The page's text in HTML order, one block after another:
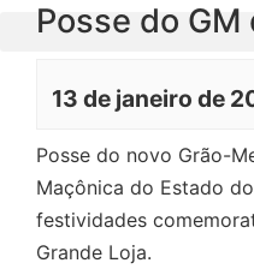
Posse do GM
13 de janeiro de
Posse do novo Grão-
Maçônica do Estado
festividades
Grande Loja.